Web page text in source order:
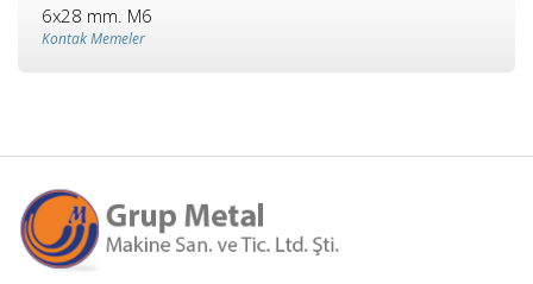
6x28 mm. M6
Kontak Memeler